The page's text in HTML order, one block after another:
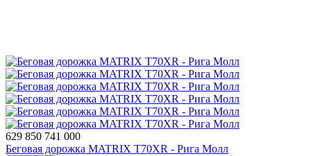
629 850 741 000
Беговая дорожка MATRIX T70XR - Рига Молл